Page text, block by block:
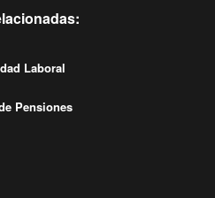
Laboral
Pensiones